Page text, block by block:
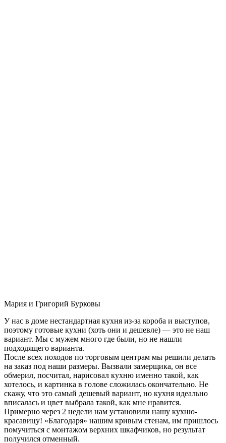
Мария и Григорий Бурковы
У нас в доме нестандартная кухня из-за короба и выступов,
поэтому готовые кухни (хоть они и дешевле) — это не наш
вариант. Мы с мужем много где были, но не нашли
подходящего варианта.
После всех походов по торговым центрам мы решили делать
на заказ под наши размеры. Вызвали замерщика, он все
обмерил, посчитал, нарисовал кухню именно такой, как
хотелось, и картинка в голове сложилась окончательно. Не
скажу, что это самый дешевый вариант, но кухня идеально
вписалась и цвет выбрала такой, как мне нравится.
Примерно через 2 недели нам установили нашу кухню-
красавицу! «Благодаря» нашим кривым стенам, им пришлось
помучиться с монтажом верхних шкафчиков, но результат
получился отменный.